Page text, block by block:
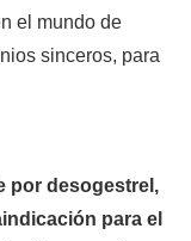
el mundo de
sinceros, para
por desogestrel,
para el